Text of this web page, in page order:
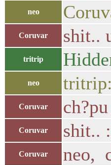
neo
Coruvar shit..
tritrip
neo
Coruvar
Coruvar shit..
Coruvar neo,